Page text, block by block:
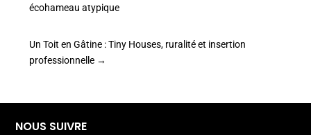
écohameau atypique
Un Toit en Gâtine : Tiny Houses, ruralité et insertion
professionnelle →
NOUS SUIVRE